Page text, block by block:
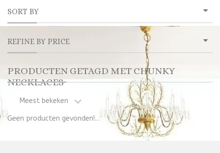
SORT BY
REFINE BY PRICE
PRODUCTEN GETAGD MET CHUNKY
NECKLACES
Meest bekeken
Geen producten gevonden!...